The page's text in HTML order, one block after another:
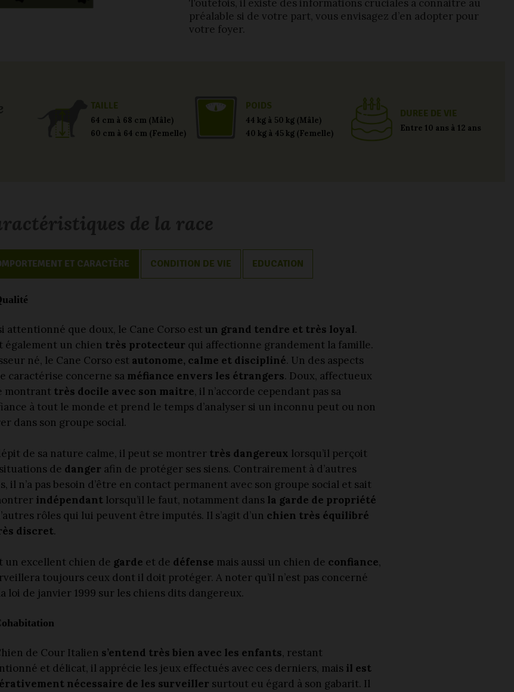
Toutefois, il existe des informations cruciales à connaitre au
préalable si de votre part, vous envisagez d’en adopter pour
votre foyer.
TAILLE
64 cm à 68 cm (Mâle)
60 cm à 64 cm (Femelle)
POIDS
44 kg à 50 kg (Mâle)
40 kg à 45 kg (Femelle)
DUREE DE VIE
Entre 10 ans à 12 ans
ET CARACTÈRE CONDITION DE VIE EDUCATION
attentionné que doux, le Cane Corso est un grand tendre et très loyal.
également un chien très protecteur qui affectionne grandement la famille.
né, le Cane Corso est autonome, calme et discipliné. Un des aspects
caractérise concerne sa méfiance envers les étrangers. Doux, affectueux
montrant très docile avec son maitre, il n’accorde cependant pas sa
à tout le monde et prend le temps d’analyser si un inconnu peut ou non
dans son groupe social.
de sa nature calme, il peut se montrer très dangereux lorsqu’il perçoit
de danger afin de protéger ses siens. Contrairement à d’autres
il n’a pas besoin d’être en contact permanent avec son groupe social et sait
indépendant lorsqu’il le faut, notamment dans la garde de propriété
rôles qui lui peuvent être imputés. Il s’agit d’un chien très équilibré
discret.
un excellent chien de garde et de défense mais aussi un chien de confiance,
toujours ceux dont il doit protéger. A noter qu’il n’est pas concerné
loi de janvier 1999 sur les chiens dits dangereux.
de Cour Italien s’entend très bien avec les enfants, restant
et délicat, il apprécie les jeux effectués avec ces derniers, mais il est
nécessaire de les surveiller surtout eu égard à son gabarit. Il